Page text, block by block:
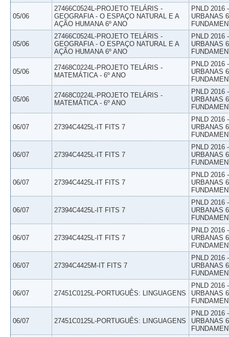
05/06
27466C0524L-PROJETO TELÁRIS -
GEOGRAFIA - O ESPAÇO NATURAL E A
AÇÃO HUMANA 6º ANO
PNLD 2016
URBANAS
05/06
27466C0524L-PROJETO TELÁRIS -
GEOGRAFIA - O ESPAÇO NATURAL E A
AÇÃO HUMANA 6º ANO
PNLD 2016
URBANAS
05/06
27468C0224L-PROJETO TELÁRIS -
MATEMÁTICA - 6º ANO
PNLD 2016
URBANAS
05/06
27468C0224L-PROJETO TELÁRIS -
MATEMÁTICA - 6º ANO
PNLD 2016
URBANAS
06/07 27394C4425L-IT FITS 7
PNLD 2016
URBANAS
06/07 27394C4425L-IT FITS 7
PNLD 2016
URBANAS
06/07 27394C4425L-IT FITS 7
PNLD 2016
URBANAS
06/07 27394C4425L-IT FITS 7
PNLD 2016
URBANAS
06/07 27394C4425L-IT FITS 7
PNLD 2016
URBANAS
06/07 27394C4425M-IT FITS 7
PNLD 2016
URBANAS
06/07 27451C0125L-PORTUGUÊS: LINGUAGENS
PNLD 2016
URBANAS
06/07 27451C0125L-PORTUGUÊS: LINGUAGENS
PNLD 2016
URBANAS